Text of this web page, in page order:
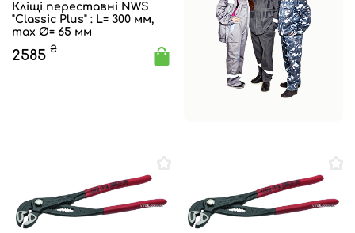
Кліщі переставні NWS
"Classic Plus" : L= 300 мм,
max Ø= 65 мм
2585 ₴